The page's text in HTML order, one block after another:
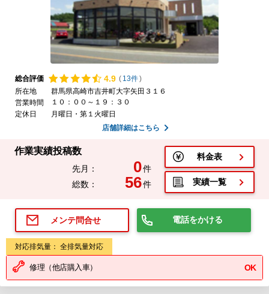
総合評価 4.9 ( 13件)
所在地
群馬県高崎市吉井町大字矢田３１６
営業時間
１０：００～１９：３０
定休日
月曜日・第１火曜日
店舗詳細はこちら
作業実績投稿数
先月： 0件
総数：
56件
料金表
実績一覧
メンテ問合せ 電話をかける
対応排気量： 全排気量対応
修理（他店購入車） OK